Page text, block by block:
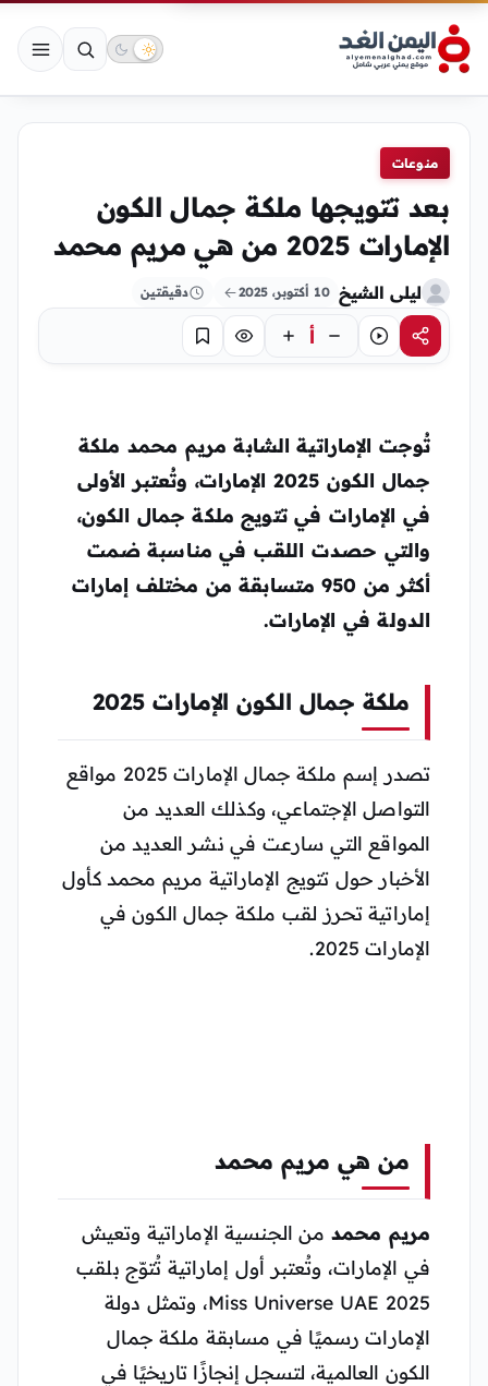
منوعات
بعد تتويجها ملكة جمال الكون
الإمارات 2025 من هي مريم محمد
ليلى الشيخ 10 أكتوبر، 2025 دقيقتين
مشاركةاستماع أ تركيز حفظ
تُوجت الإماراتية الشابة مريم محمد ملكة
جمال الكون 2025 الإمارات، وتُعتبر الأولى
في الإمارات في تتويج ملكة جمال الكون،
والتي حصدت اللقب في مناسبة ضمت
أكثر من 950 متسابقة من مختلف إمارات
الدولة في الإمارات.
ملكة جمال الكون الإمارات 2025
تصدر إسم ملكة جمال الإمارات 2025 مواقع
التواصل الإجتماعي، وكذلك العديد من
المواقع التي سارعت في نشر العديد من
الأخبار حول تتويج الإماراتية مريم محمد كأول
إماراتية تحرز لقب ملكة جمال الكون في
الإمارات 2025.
من هي مريم محمد
مريم محمد من الجنسية الإماراتية وتعيش
في الإمارات، وتُعتبر أول إماراتية تُتوّج بلقب
Miss Universe UAE 2025، وتمثل دولة
الإمارات رسميًا في مسابقة ملكة جمال
الكون العالمية، لتسجل إنجازًا تاريخيًا في